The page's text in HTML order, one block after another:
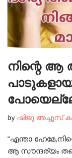
നിന്റെ ആ
by ഷിജു അച്ചൂസ്
“എന്താ
ആ സൗന്ദര്യം